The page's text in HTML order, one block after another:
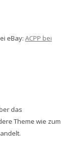
eBay: ACPP bei
das
Theme wie zum